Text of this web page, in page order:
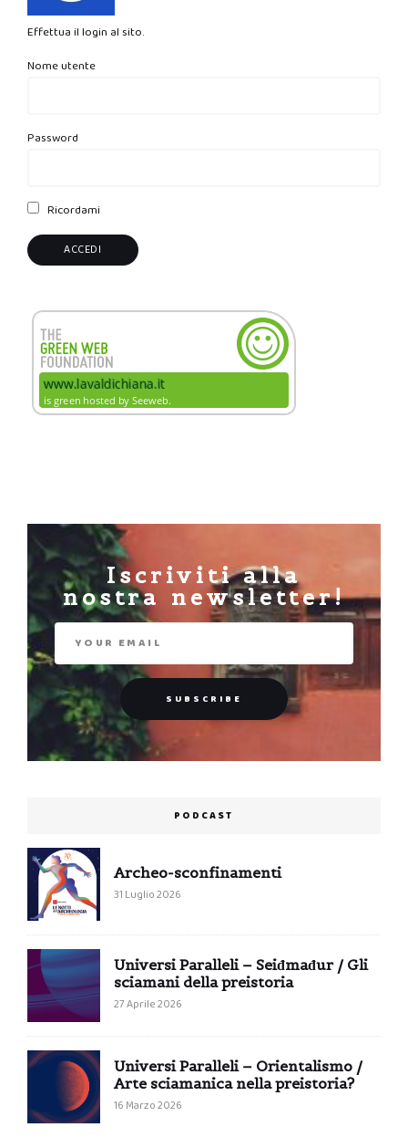
Effettua il login al sito.
Nome utente
Password
Ricordami
Iscriviti alla
nostra newsletter!
PODCAST
Archeo-sconfinamenti
31 Luglio 2026
Universi Paralleli – Seiđmađur / Gli
sciamani della preistoria
27 Aprile 2026
Universi Paralleli – Orientalismo /
Arte sciamanica nella preistoria?
16 Marzo 2026